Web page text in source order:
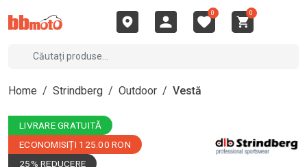
0 0
Home / Strindberg / Outdoor / Vestă
LIVRARE GRATUITĂ
ECONOMISIȚI 125.00 RON
25% REDUCERE